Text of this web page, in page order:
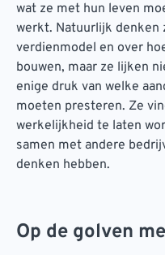
wat ze met hun leven
werkt. Natuurlijk denken
verdienmodel en over
bouwen, maar ze lijken
enige druk van welke
moeten presteren. Ze
werkelijkheid te laten
samen met andere
denken hebben.
Op de golven